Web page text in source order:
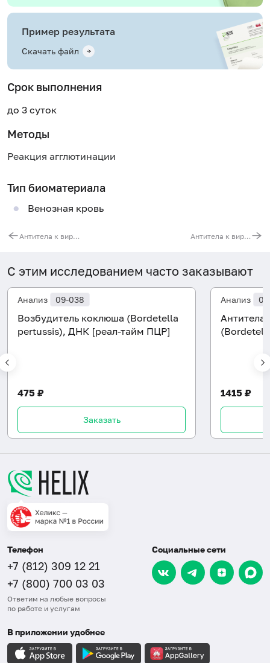
Пример результата
Скачать файл
Срок выполнения
до 3 суток
Методы
Реакция агглютинации
Тип биоматериала
Венозная кровь
Антитела к вирусу герпеса (HHV 6, IgG) Антитела к вирусу клещевого энцефалита (TBEV, IgM)
С этим исследованием часто заказывают
Анализ 09-038
Возбудитель коклюша (Bordetella
pertussis), ДНК [реал-тайм ПЦР]
475 ₽
Заказать
Анализ
Антитела
1415 ₽
Телефон
+7 (812) 309 12 21
+7 (800) 700 03 03
Ответим на любые вопросы
по работе и услугам
Социальные сети
В приложении удобнее